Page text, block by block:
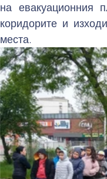
на евакуационния
коридорите и
места.